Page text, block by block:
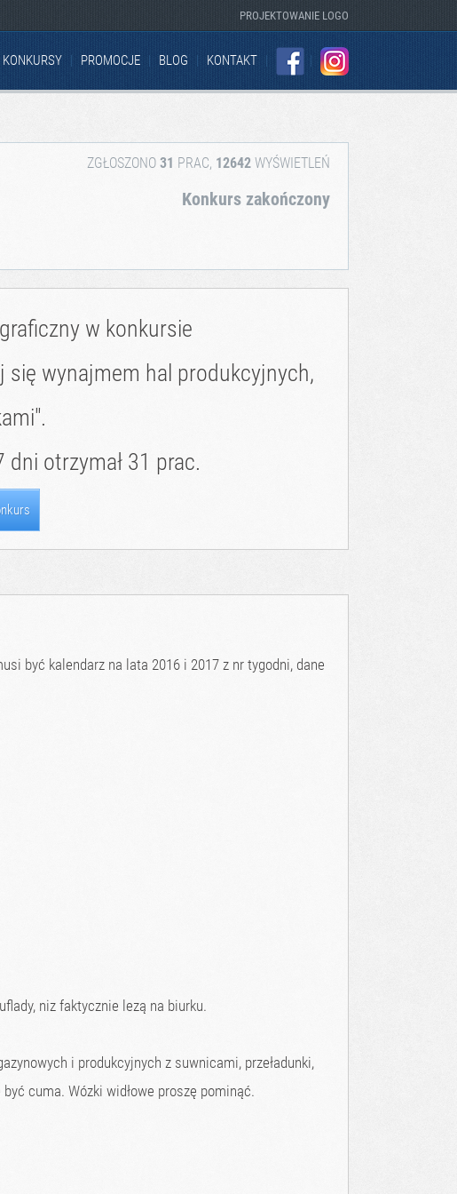
PROJEKTOWANIE LOGO
KONKURSY PROMOCJE BLOG
KONTAKT
INSTAGRAM
ZGŁOSZONO 31 PRAC, 12642 WYŚWIETLEŃ
Konkurs zakończony
w konkursie
się wynajmem hal produkcyjnych,
otrzymał 31 prac.
być kalendarz na lata 2016 i 2017 z nr tygodni, dane
niz faktycznie lezą na biurku.
i produkcyjnych z suwnicami, przeładunki,
cuma. Wózki widłowe proszę pominąć.